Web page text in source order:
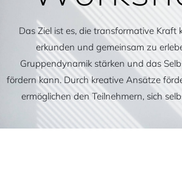
Das Ziel ist es, die transformative Kraft
erkunden und gemeinsam zu
Gruppendynamik stärken und das
fördern kann. Durch kreative Ansätze
ermöglichen den Teilnehmern, sich